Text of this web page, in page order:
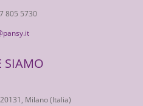
805 5730
SIAMO
Milano (Italia)